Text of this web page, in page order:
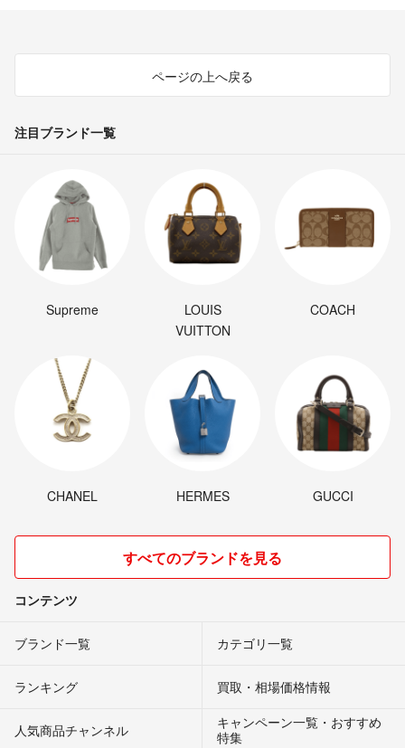
ondi- 3年以上前
ページの上へ戻る
注目ブランド一覧
Supreme
LOUIS
VUITTON
COACH
CHANEL HERMES GUCCI
すべてのブランドを見る
コンテンツ
ブランド一覧 カテゴリ一覧
ランキング 買取・相場価格情報
人気商品チャンネル
キャンペーン一覧・おすすめ
特集